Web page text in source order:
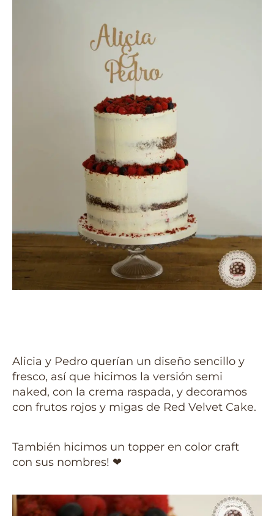
Alicia y Pedro querían un diseño sencillo y
fresco, así que hicimos la versión semi
naked, con la crema raspada, y decoramos
con frutos rojos y migas de Red Velvet Cake.
También hicimos un topper en color craft
con sus nombres! ❤